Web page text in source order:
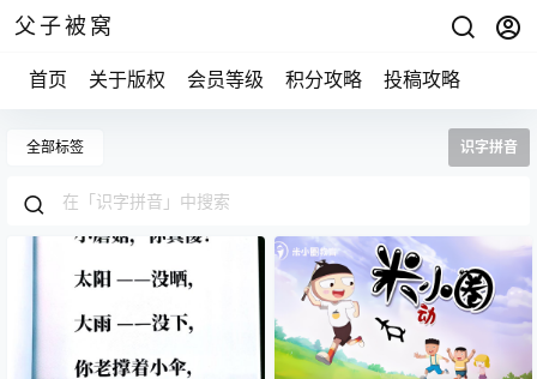
父子被窝
首页 关于版权 会员等级 积分攻略 投稿攻略
全部标签 识字拼音